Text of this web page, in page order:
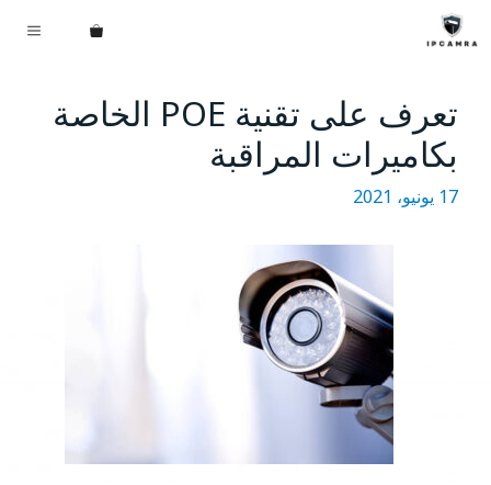
انتقل
إلى
تعرف على تقنية POE الخاصة
بكاميرات المراقبة
17 يونيو، 2021